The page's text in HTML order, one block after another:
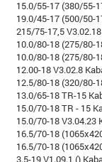
15.0/55-17 (380/55-
19.0/45-17 (500/50-
215/75-17,5
10.0/80-18 (275/80-
10.0/80-18 (275/80-
12.00-18 V3.02.8
12.5/80-18 (320/80-
13.0/65-18 TR-15
15.0/70-18 TR - 15
15.0/70-18 V3.04.23
16.5/70-18
16.5/70-18
3.5-19 V1.09.1 ()